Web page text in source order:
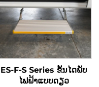
ES-F-S Series ຂັ້ນໄດພັບ
ໄຟຟ້າແບບດຽວ